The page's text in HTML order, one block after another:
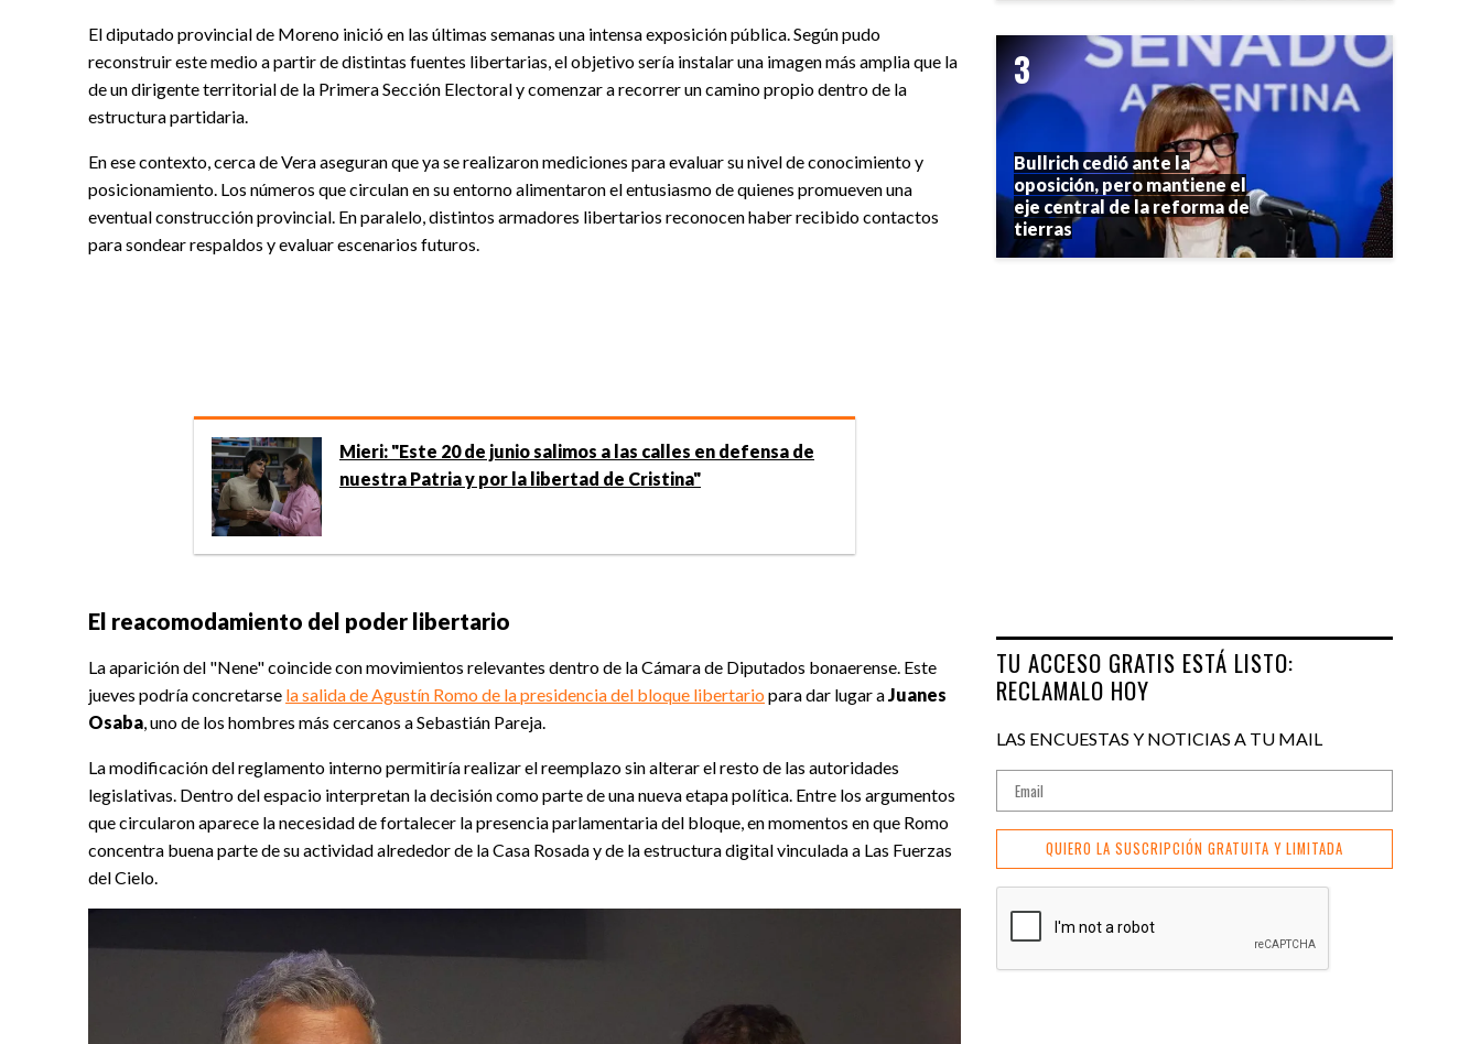
El diputado provincial de Moreno inició en las últimas semanas una intensa exposición pública. Según pudo
reconstruir este medio a partir de distintas fuentes libertarias, el objetivo sería instalar una imagen más amplia que la
de un dirigente territorial de la Primera Sección Electoral y comenzar a recorrer un camino propio dentro de la
estructura partidaria.
En ese contexto, cerca de Vera aseguran que ya se realizaron mediciones para evaluar su nivel de conocimiento y
posicionamiento. Los números que circulan en su entorno alimentaron el entusiasmo de quienes promueven una
eventual construcción provincial. En paralelo, distintos armadores libertarios reconocen haber recibido contactos
para sondear respaldos y evaluar escenarios futuros.
Mieri: "Este 20 de junio salimos a las calles en defensa de
nuestra Patria y por la libertad de Cristina"
El reacomodamiento del poder libertario
La aparición del "Nene" coincide con movimientos relevantes dentro de la Cámara de Diputados bonaerense. Este
jueves podría concretarse la salida de Agustín Romo de la presidencia del bloque libertario para dar lugar aJuanes
Osaba, uno de los hombres más cercanos a Sebastián Pareja.
La modificación del reglamento interno permitiría realizar el reemplazo sin alterar el resto de las autoridades
legislativas. Dentro del espacio interpretan la decisión como parte de una nueva etapa política. Entre los argumentos
que circularon aparece la necesidad de fortalecer la presencia parlamentaria del bloque, en momentos en que Romo
concentra buena parte de su actividad alrededor de la Casa Rosada y de la estructura digital vinculada a Las Fuerzas
del Cielo.
Bullrich cedió ante la
oposición, pero mantiene el
eje central de la reforma de
tierras
TU ACCESO GRATIS ESTÁ LISTO:
RECLAMALO HOY
LAS ENCUESTAS Y NOTICIAS A TU MAIL
QUIERO LA SUSCRIPCIÓN GRATUITA Y LIMITADA